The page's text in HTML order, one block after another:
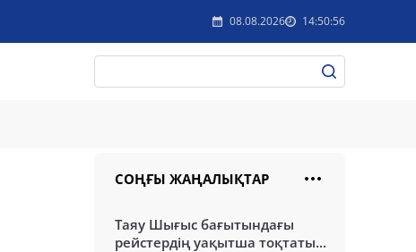
08.08.2026 14:50:56
СОҢҒЫ ЖАҢАЛЫҚТАР
Таяу Шығыс бағытындағы
рейстердің уақытша тоқтаты...